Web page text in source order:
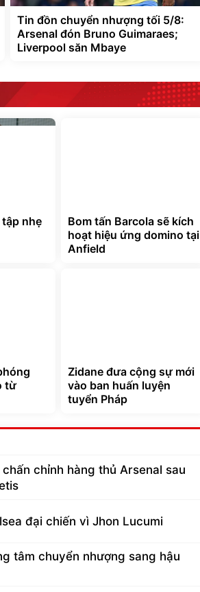
Tin đồn chuyển nhượng tối 5/8:
Arsenal đón Bruno Guimaraes;
Liverpool săn Mbaye
nhẹ
Bom tấn Barcola sẽ kích
hoạt hiệu ứng domino tại
Anfield
từ
Zidane đưa cộng sự mới
vào ban huấn luyện
tuyển Pháp
chỉnh hàng thủ Arsenal sau
đại chiến vì Jhon Lucumi
tâm chuyển nhượng sang hậu